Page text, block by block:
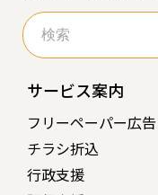
検
索:
サービス案内
フリーペーパー広告
チラシ折込
行政支援